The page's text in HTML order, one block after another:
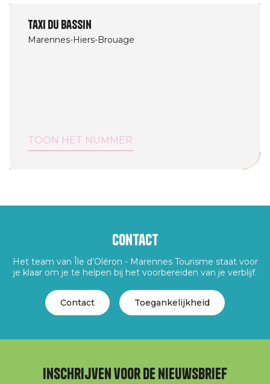
Taxi du Bassin
Marennes-Hiers-Brouage
TOON HET NUMMER
Contact
Het team van Île d’Oléron - Marennes Tourisme staat voor
je klaar om je te helpen bij het voorbereiden van je verblijf.
Contact Toegankelijkheid
Inschrijven voor de nieuwsbrief